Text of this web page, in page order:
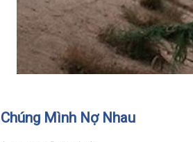
Chúng Mình Nợ Nhau